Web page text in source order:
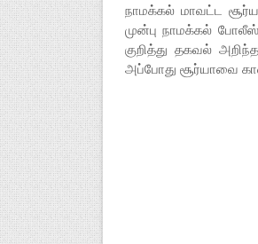
நாமக்கல் மாவட்ட
முன்பு நாமக்கல் போலீஸ்
குறித்து தகவல்
அப்போது சூர்யாவை